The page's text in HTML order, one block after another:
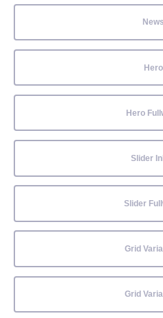
News
Hero
Hero
Slider
Slider
Grid
Grid